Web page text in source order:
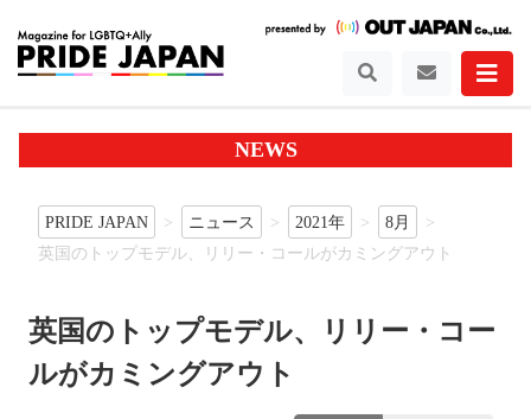
NEWS
PRIDE JAPAN ニュース 2021年
8月
英国のトップモデル、リリー・コールがカミングアウト
英国のトップモデル、リリー・コー
ルがカミングアウト